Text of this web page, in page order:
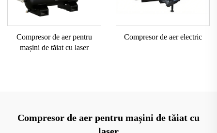
Compresor de aer pentru
mașini de tăiat cu laser
Compresor de aer electric
Compresor de aer pentru mașini de tăiat cu